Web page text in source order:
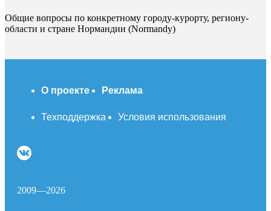
Общие вопросы по конкретному городу-курорту, региону-
области и стране Нормандии (Normandy)
О проекте Реклама
Техподдержка Условия использования
2009—2026